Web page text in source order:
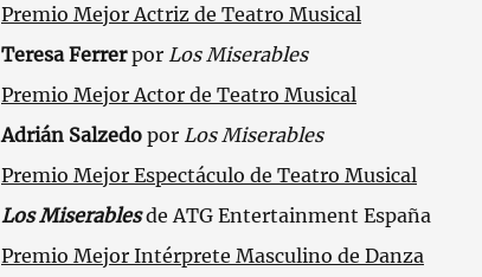
Premio Mejor Actriz de Teatro Musical
Teresa Ferrerpor Los Miserables
Premio Mejor Actor de Teatro Musical
Adrián Salzedo por Los Miserables
Premio Mejor Espectáculo de Teatro Musical
Los Miserablesde ATG Entertainment España
Premio Mejor Intérprete Masculino de Danza